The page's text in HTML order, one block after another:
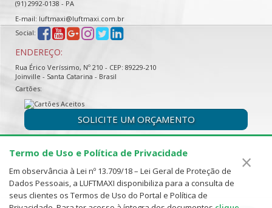
(91) 2992-0138 - PA
E-mail: luftmaxi@luftmaxi.com.br
Social:
ENDEREÇO:
Rua Érico Veríssimo, Nº 210 - CEP: 89229-210
Joinville - Santa Catarina - Brasil
Cartões:
SOLICITE UM ORÇAMENTO
Termo de Uso e Política de Privacidade
Em observância à Lei nº 13.709/18 – Lei Geral de Proteção de
Dados Pessoais, a LUFTMAXI disponibiliza para a consulta de
seus clientes os Termos de Uso do Portal e Política de
×